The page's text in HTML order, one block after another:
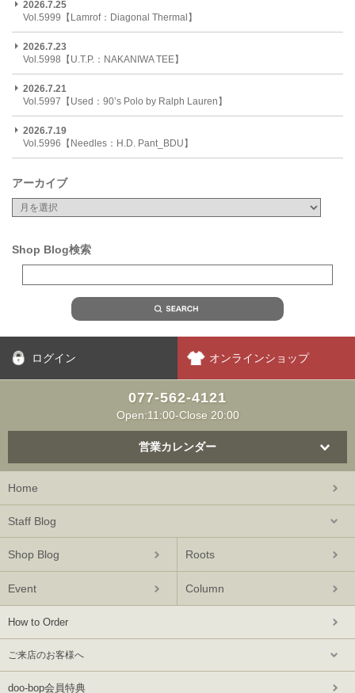
2026.7.25
Vol.5999【Lamrof：Diagonal Thermal】
2026.7.23
Vol.5998【U.T.P.：NAKANIWA TEE】
2026.7.21
Vol.5997【Used：90’s Polo by Ralph Lauren】
2026.7.19
Vol.5996【Needles：H.D. Pant_BDU】
アーカイブ
Shop Blog検索
ログイン オンラインショップ
077-562-4121
Open:11:00-Close 20:00
営業カレンダー
Home
Staff Blog
Shop Blog Roots
Event Column
How to Order
ご来店のお客様へ
doo-bop会員特典